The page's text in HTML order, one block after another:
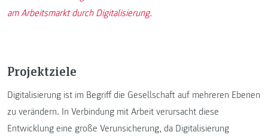
am Arbeitsmarkt durch Digitalisierung.
Projektziele
Digitalisierung ist im Begriff die Gesellschaft auf mehreren Ebenen
zu verändern. In Verbindung mit Arbeit verursacht diese
Entwicklung eine große Verunsicherung, da Digitalisierung